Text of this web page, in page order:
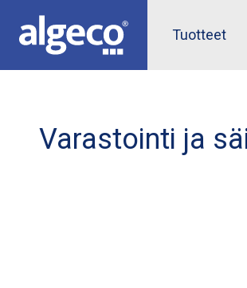
main
content
TopTuotteet
Varastointi ja